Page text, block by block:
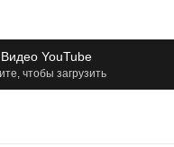
YouTube
чтобы загрузить